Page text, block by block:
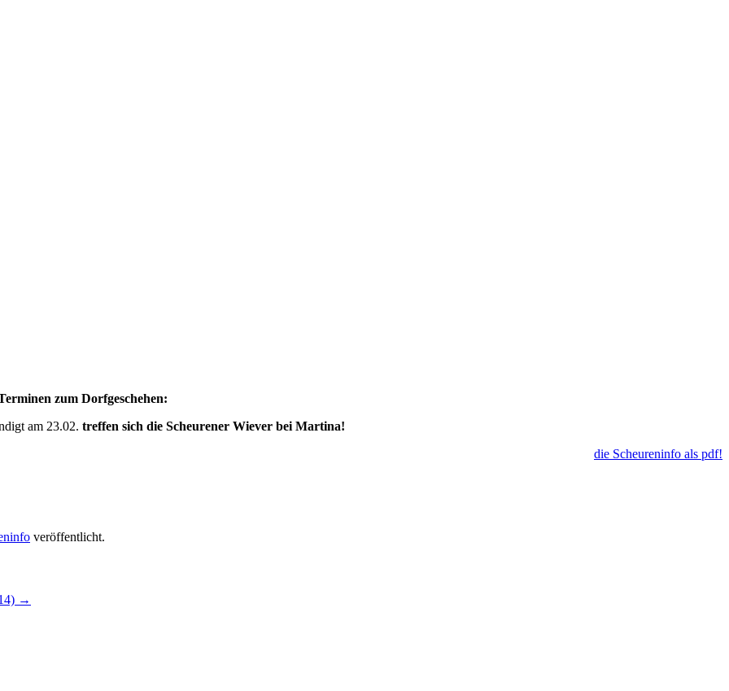
zum Dorfgeschehen:
am 23.02. treffen sich die Scheurener Wiever bei Martina!
die Scheureninfo als pdf!
veröffentlicht.
→